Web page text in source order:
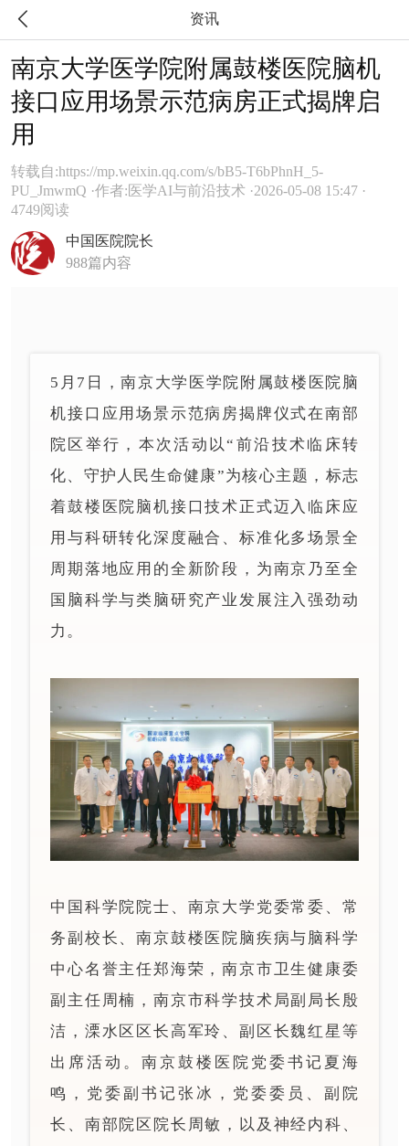
 资讯
南京大学医学院附属鼓楼医院脑机
接口应用场景示范病房正式揭牌启
用
转载自:https://mp.weixin.qq.com/s/bB5-T6bPhnH_5-
PU_JmwmQ ·作者:医学AI与前沿技术 ·2026-05-08 15:47 ·
4749阅读
中国医院院长
988篇内容
5月7日，南京大学医学院附属鼓楼医院脑
机接口应用场景示范病房揭牌仪式在南部
院区举行，本次活动以“前沿技术临床转
化、守护人民生命健康”为核心主题，标志
着鼓楼医院脑机接口技术正式迈入临床应
用与科研转化深度融合、标准化多场景全
周期落地应用的全新阶段，为南京乃至全
国脑科学与类脑研究产业发展注入强劲动
力。
中国科学院院士、南京大学党委常委、常
务副校长、南京鼓楼医院脑疾病与脑科学
中心名誉主任郑海荣，南京市卫生健康委
副主任周楠，南京市科学技术局副局长殷
洁，溧水区区长高军玲、副区长魏红星等
出席活动。南京鼓楼医院党委书记夏海
鸣，党委副书记张冰，党委委员、副院
长、南部院区院长周敏，以及神经内科、